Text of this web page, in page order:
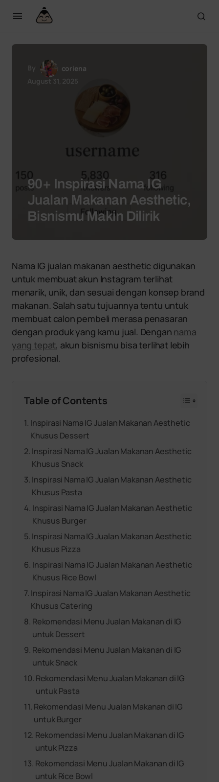
By
coriena
August 31, 2025
90+ Inspirasi Nama IG
Jualan Makanan Aesthetic,
Bisnismu Makin Dilirik
Nama IG jualan makanan aesthetic digunakan
untuk membuat akun Instagram terlihat
menarik, unik, dan sesuai dengan konsep brand
makanan. Salah satu tujuannya tentu untuk
membuat calon pembeli merasa penasaran
dengan produk yang kamu jual. Dengan nama
yang tepat, akun bisnismu bisa terlihat lebih
profesional.
Table of Contents
Inspirasi Nama IG Jualan Makanan Aesthetic
Khusus Dessert
Inspirasi Nama IG Jualan Makanan Aesthetic
Khusus Snack
Inspirasi Nama IG Jualan Makanan Aesthetic
Khusus Pasta
Inspirasi Nama IG Jualan Makanan Aesthetic
Khusus Burger
Inspirasi Nama IG Jualan Makanan Aesthetic
Khusus Pizza
Inspirasi Nama IG Jualan Makanan Aesthetic
Khusus Rice Bowl
Inspirasi Nama IG Jualan Makanan Aesthetic
Khusus Catering
Rekomendasi Menu Jualan Makanan di IG
untuk Dessert
Rekomendasi Menu Jualan Makanan di IG
untuk Snack
Rekomendasi Menu Jualan Makanan di IG
untuk Pasta
Rekomendasi Menu Jualan Makanan di IG
untuk Burger
Rekomendasi Menu Jualan Makanan di IG
untuk Pizza
Rekomendasi Menu Jualan Makanan di IG
untuk Rice Bowl